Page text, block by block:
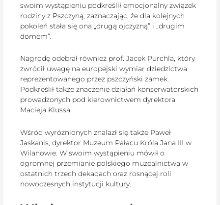
swoim wystąpieniu podkreślił emocjonalny związek
rodziny z Pszczyną, zaznaczając, że dla kolejnych
pokoleń stała się ona „drugą ojczyzną” i „drugim
domem”.
Nagrodę odebrał również prof. Jacek Purchla, który
zwrócił uwagę na europejski wymiar dziedzictwa
reprezentowanego przez pszczyński zamek.
Podkreślił także znaczenie działań konserwatorskich
prowadzonych pod kierownictwem dyrektora
Macieja Klussa.
Wśród wyróżnionych znalazł się także Paweł
Jaskanis, dyrektor Muzeum Pałacu Króla Jana III w
Wilanowie. W swoim wystąpieniu mówił o
ogromnej przemianie polskiego muzealnictwa w
ostatnich trzech dekadach oraz rosnącej roli
nowoczesnych instytucji kultury.